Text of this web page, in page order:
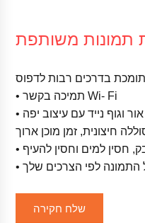
תמונות משותפת
תומכת בדרכים רבות לדפוס
• תמיכה בקשר Wi- Fi
• אור וגוף נייד עם עיצוב יפה
חיצונית, זמן מוכן ארוך
חסין למים וחסין להעיף
התמונה לפי הצרכים שלך
שלח חקירה